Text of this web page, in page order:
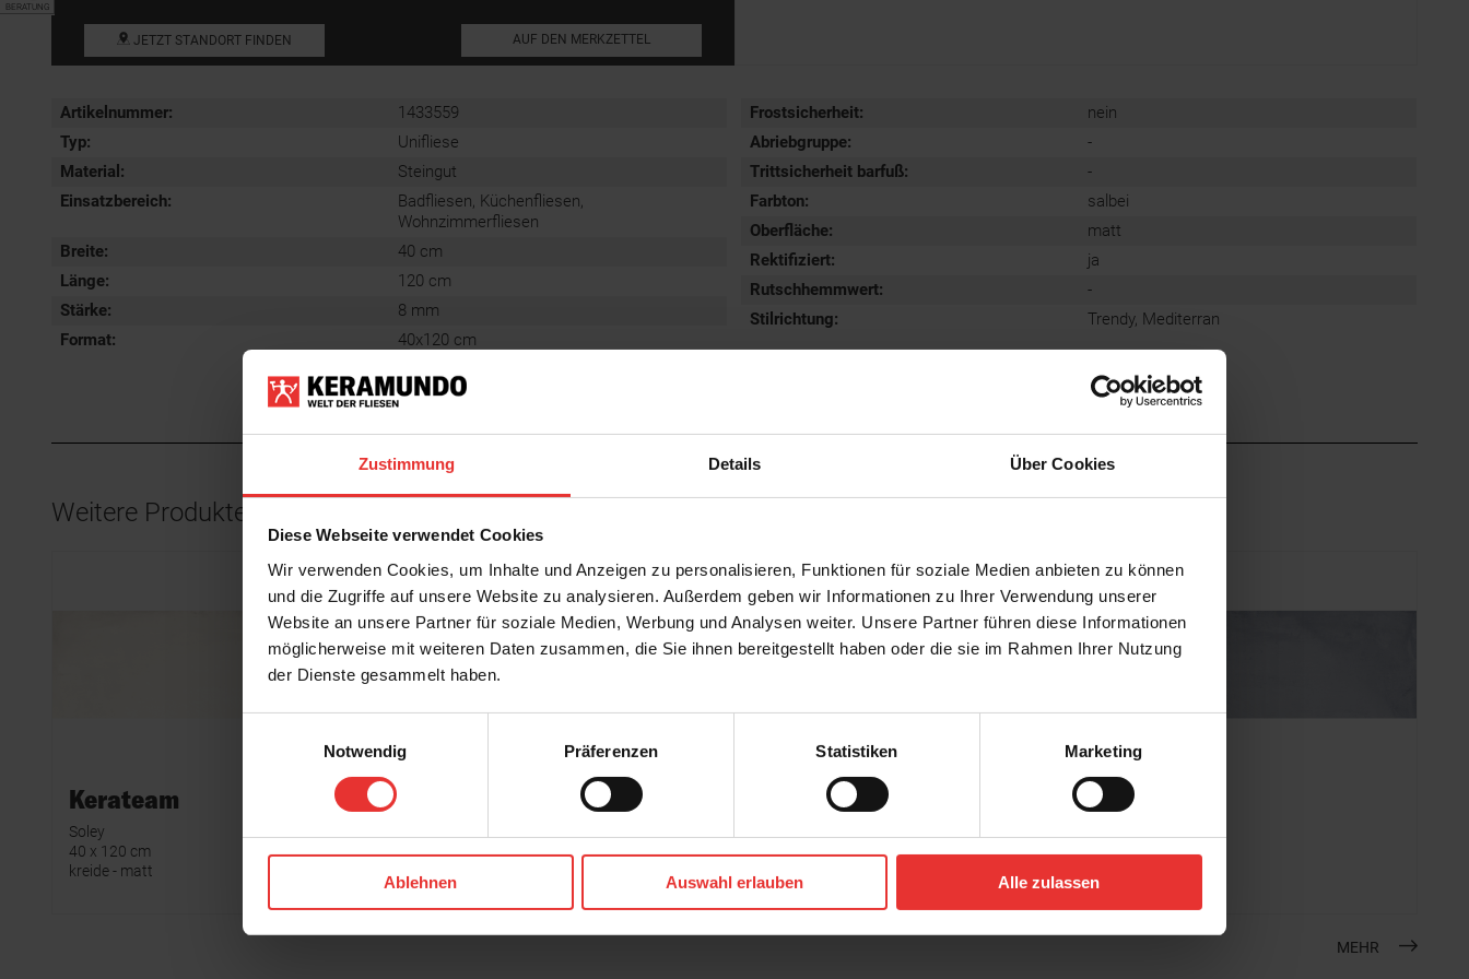
Zustimmung Details Über Cookies
Diese Webseite verwendet Cookies
Wir verwenden Cookies, um Inhalte und Anzeigen zu personalisieren, Funktionen für soziale Medien anbieten zu können
und die Zugriffe auf unsere Website zu analysieren. Außerdem geben wir Informationen zu Ihrer Verwendung unserer
Website an unsere Partner für soziale Medien, Werbung und Analysen weiter. Unsere Partner führen diese Informationen
möglicherweise mit weiteren Daten zusammen, die Sie ihnen bereitgestellt haben oder die sie im Rahmen Ihrer Nutzung
der Dienste gesammelt haben.
Notwendig
Präferenzen Statistiken Marketing
Ablehnen Auswahl erlauben Alle zulassen
JETZT STANDORT FINDEN AUF DEN MERKZETTEL
Artikelnummer:
1433559
Typ:
Unifliese
Material:
Steingut
Einsatzbereich:
Badfliesen, Küchenfliesen,
Wohnzimmerfliesen
Breite:
40 cm
Länge:
120 cm
Stärke:
8 mm
Format: 40x120 cm
Frostsicherheit:
nein
Abriebgruppe:
-
Trittsicherheit barfuß:
-
Farbton:
salbei
Oberfläche:
matt
Rektifiziert:
ja
Rutschhemmwert:
-
Stilrichtung: Trendy, Mediterran
Weitere Produkte aus der Serie
Kerateam
Soley
40 x 120 cm
kreide - matt
40 x 120 cm
Kerateam
40 x 120 cm
Kerateam
40 x 120 cm
MEHR
BERATUNG